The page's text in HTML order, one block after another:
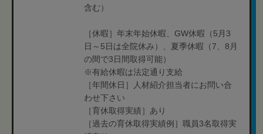
含む）
［休暇］年末年始休暇、GW休暇（5月3
日～5日は全院休み）、夏季休暇（7、8月
の間で3日間取得可能）
※有給休暇は法定通り支給
［年間休日］人材紹介担当者にお問い合
わせ下さい
［育休取得実績］あり
［過去の育休取得実績例］職員3名取得実